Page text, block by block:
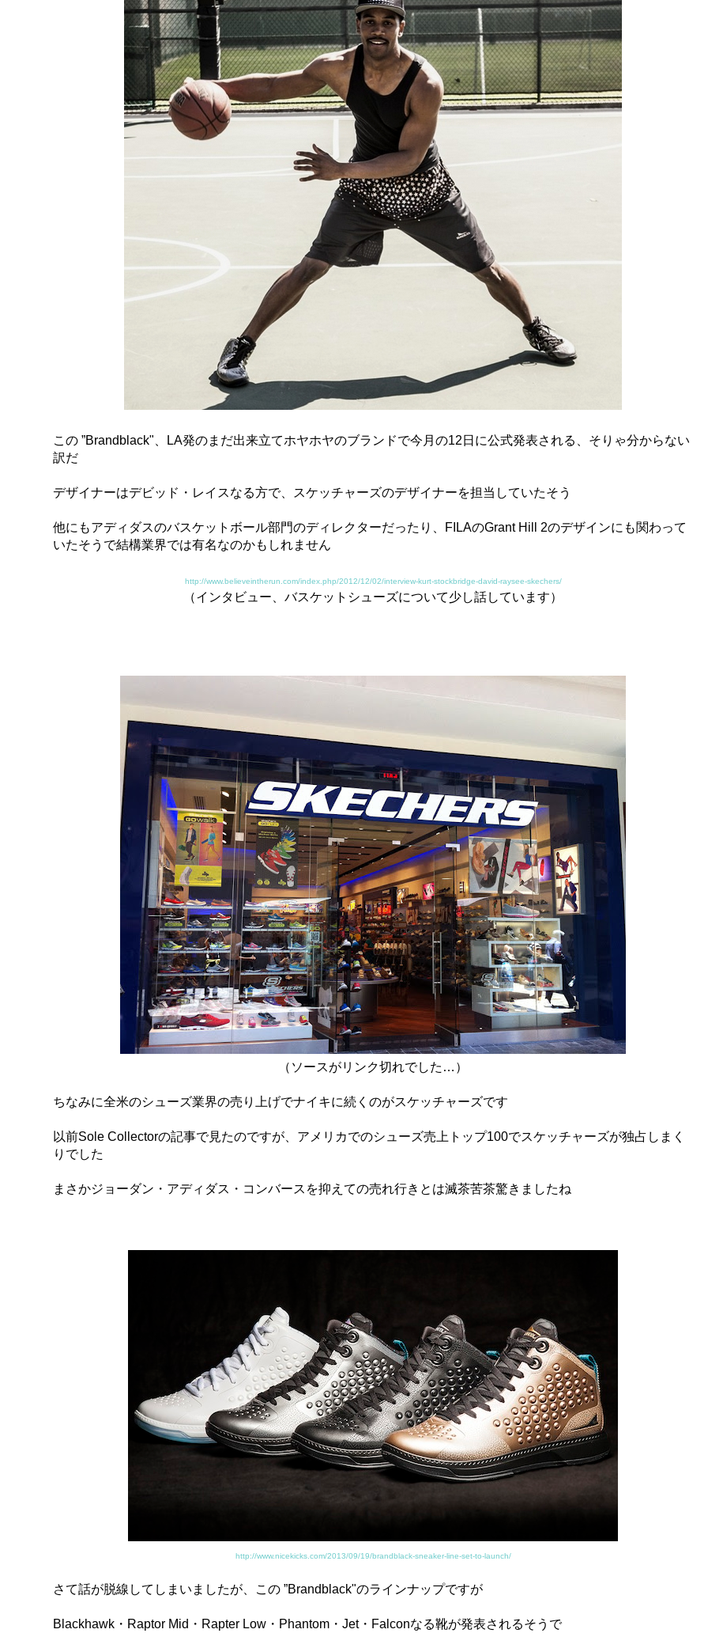
この ”Brandblack"、LA発のまだ出来立てホヤホヤのブランドで今月の12日に公式発表される、そりゃ分からない
訳だ
デザイナーはデビッド・レイスなる方で、スケッチャーズのデザイナーを担当していたそう
他にもアディダスのバスケットボール部門のディレクターだったり、FILAのGrant Hill 2のデザインにも関わって
いたそうで結構業界では有名なのかもしれません
http://www.believeintherun.com/index.php/2012/12/02/interview-kurt-stockbridge-david-raysee-skechers/
（インタビュー、バスケットシューズについて少し話しています）
（ソースがリンク切れでした…）
ちなみに全米のシューズ業界の売り上げでナイキに続くのがスケッチャーズです
以前Sole Collectorの記事で見たのですが、アメリカでのシューズ売上トップ100でスケッチャーズが独占しまく
りでした
まさかジョーダン・アディダス・コンバースを抑えての売れ行きとは滅茶苦茶驚きましたね
http://www.nicekicks.com/2013/09/19/brandblack-sneaker-line-set-to-launch/
さて話が脱線してしまいましたが、この ”Brandblack"のラインナップですが
Blackhawk・Raptor Mid・Rapter Low・Phantom・Jet・Falconなる靴が発表されるそうで